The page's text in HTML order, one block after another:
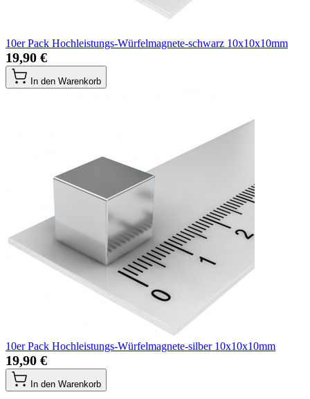
10er Pack Hochleistungs-Würfelmagnete-schwarz 10x10x10mm
19,90 €
In den Warenkorb
10er Pack Hochleistungs-Würfelmagnete-silber 10x10x10mm
19,90 €
In den Warenkorb